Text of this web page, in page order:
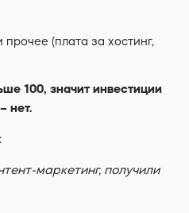
(плата за хостинг,
100, значит инвестиции
нет.
маркетинг, получили